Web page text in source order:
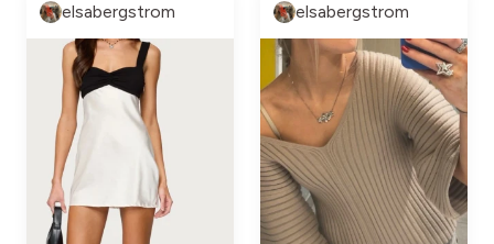
elsabergstrom elsabergstrom